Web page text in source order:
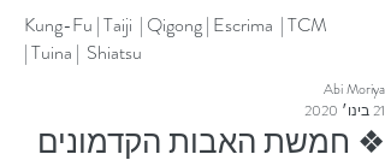
Kung-Fu |Taiji | Qigong | Escrima |TCM
|Tuina | Shiatsu
❖ חמשת האבות הקדמונים
Abi Moriya
21 בינו׳ 2020